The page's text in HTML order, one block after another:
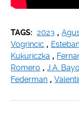
TAGS: 2023 ,
Vogrincic ,
Kukuriczka ,
Romero , J.A.
Federman ,